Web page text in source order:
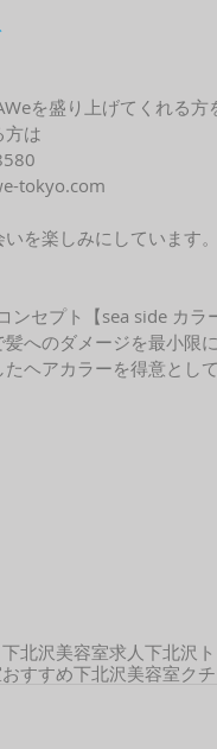
を盛り上げてくれる方
方は
tokyo.com
を楽しみにしています。
ンセプト【sea side カ
髪へのダメージを最小限
たヘアカラーを得意とし
下北沢美容室求人下北沢
すすめ下北沢美容室クチ